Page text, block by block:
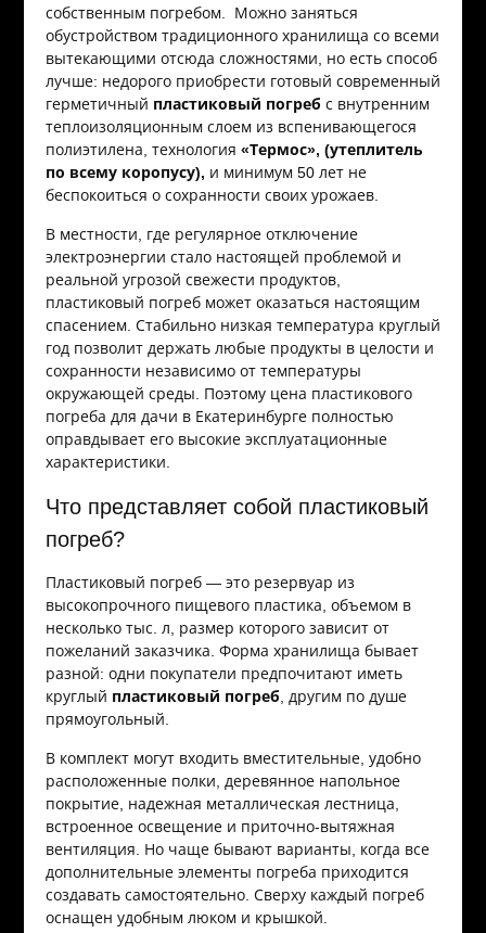
собственным погребом. Можно заняться
обустройством традиционного хранилища со всеми
вытекающими отсюда сложностями, но есть способ
лучше: недорого приобрести готовый современный
герметичный пластиковый погреб с внутренним
теплоизоляционным слоем из вспенивающегося
полиэтилена, технология «Термос», (утеплитель
по всему коропусу), и минимум 50 лет не
беспокоиться о сохранности своих урожаев.
В местности, где регулярное отключение
электроэнергии стало настоящей проблемой и
реальной угрозой свежести продуктов,
пластиковый погреб может оказаться настоящим
спасением. Стабильно низкая температура круглый
год позволит держать любые продукты в целости и
сохранности независимо от температуры
окружающей среды. Поэтому цена пластикового
погреба для дачи в Екатеринбурге полностью
оправдывает его высокие эксплуатационные
характеристики.
Что представляет собой пластиковый
погреб?
Пластиковый погреб — это резервуар из
высокопрочного пищевого пластика, объемом в
несколько тыс. л, размер которого зависит от
пожеланий заказчика. Форма хранилища бывает
разной: одни покупатели предпочитают иметь
круглый пластиковый погреб , другим по душе
прямоугольный.
В комплект могут входить вместительные, удобно
расположенные полки, деревянное напольное
покрытие, надежная металлическая лестница,
встроенное освещение и приточно-вытяжная
вентиляция. Но чаще бывают варианты, когда все
дополнительные элементы погреба приходится
создавать самостоятельно. Сверху каждый погреб
оснащен удобным люком и крышкой.